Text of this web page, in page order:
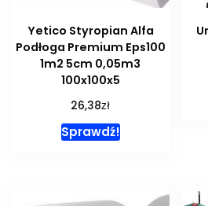
Yetico Styropian Alfa
Podłoga Premium Eps100
1m2 5cm 0,05m3
100x100x5
26,38zł
Sprawdź!